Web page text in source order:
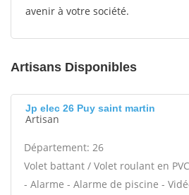
avenir à votre société.
Artisans Disponibles
Jp elec 26 Puy saint martin
Artisan
Département: 26
Volet battant / Volet roulant en
- Alarme - Alarme de piscine -